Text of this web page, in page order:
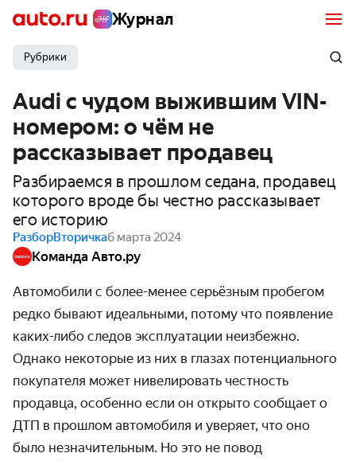
Журнал
Рубрики
Audi с чудом выжившим VIN-
номером: о чём не
рассказывает продавец
Разбираемся в прошлом седана, продавец
которого вроде бы честно рассказывает
его историю
РазборВторичка6 марта 2024
Команда Авто.ру
Автомобили с более-менее серьёзным пробегом
редко бывают идеальными, потому что появление
каких-либо следов эксплуатации неизбежно.
Однако некоторые из них в глазах потенциального
покупателя может нивелировать честность
продавца, особенно если он открыто сообщает о
ДТП в прошлом автомобиля и уверяет, что оно
было незначительным. Но это не повод